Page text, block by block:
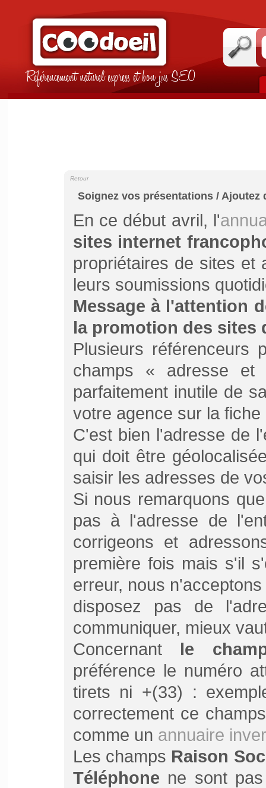
Référencement naturel express et bon jus SEO
Soignez vos présentations / Ajoutez
Retour
En ce début avril, l'
sites internet
propriétaires de sites et
leurs soumissions
Message à l'attention
la promotion des sites
Plusieurs référenceurs
champs « adresse
parfaitement inutile de
votre agence sur la
C'est bien l'adresse de
qui doit être
saisir les adresses de
Si nous remarquons
pas à l'adresse de
corrigeons et
première fois mais s'il
erreur, nous
disposez pas de
communiquer, mieux
Concernant le
préférence le numéro
tirets ni +(33) :
correctement ce
comme un annuaire
Les champs Raison
Téléphone ne sont